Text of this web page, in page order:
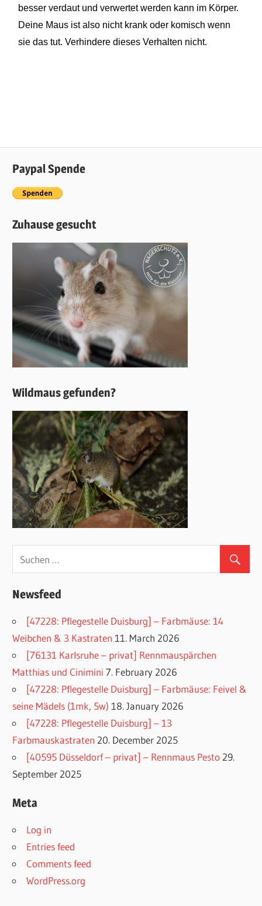
besser verdaut und verwertet werden kann im Körper.
Deine Maus ist also nicht krank oder komisch wenn
sie das tut. Verhindere dieses Verhalten nicht.
Paypal Spende
Zuhause gesucht
Wildmaus gefunden?
Newsfeed
[47228: Pflegestelle Duisburg] – Farbmäuse: 14
Weibchen & 3 Kastraten 11. March 2026
[76131 Karlsruhe – privat] Rennmauspärchen
Matthias und Cinimini 7. February 2026
[47228: Pflegestelle Duisburg] – Farbmäuse: Feivel &
seine Mädels (1mk, 5w) 18. January 2026
[47228: Pflegestelle Duisburg] – 13
Farbmauskastraten 20. December 2025
[40595 Düsseldorf – privat] – Rennmaus Pesto 29.
September 2025
Meta
Log in
Entries feed
Comments feed
WordPress.org